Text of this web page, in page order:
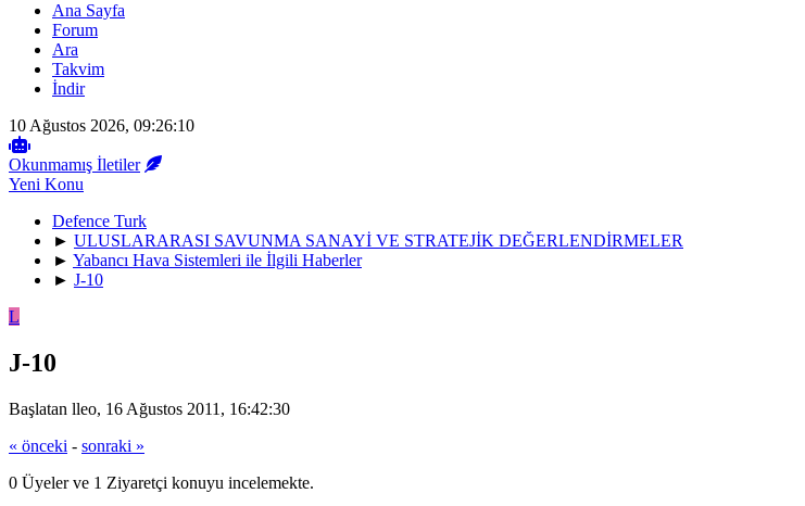
Ana Sayfa
Forum
Ara
Takvim
İndir
10 Ağustos 2026, 09:26:10
Okunmamış İletiler
Yeni Konu
Defence Turk
► ULUSLARARASI SAVUNMA SANAYİ VE STRATEJİK DEĞERLENDİRMELER
► Yabancı Hava Sistemleri ile İlgili Haberler
► J-10
L
J-10
Başlatan lleo, 16 Ağustos 2011, 16:42:30
« önceki - sonraki »
0 Üyeler ve 1 Ziyaretçi konuyu incelemekte.